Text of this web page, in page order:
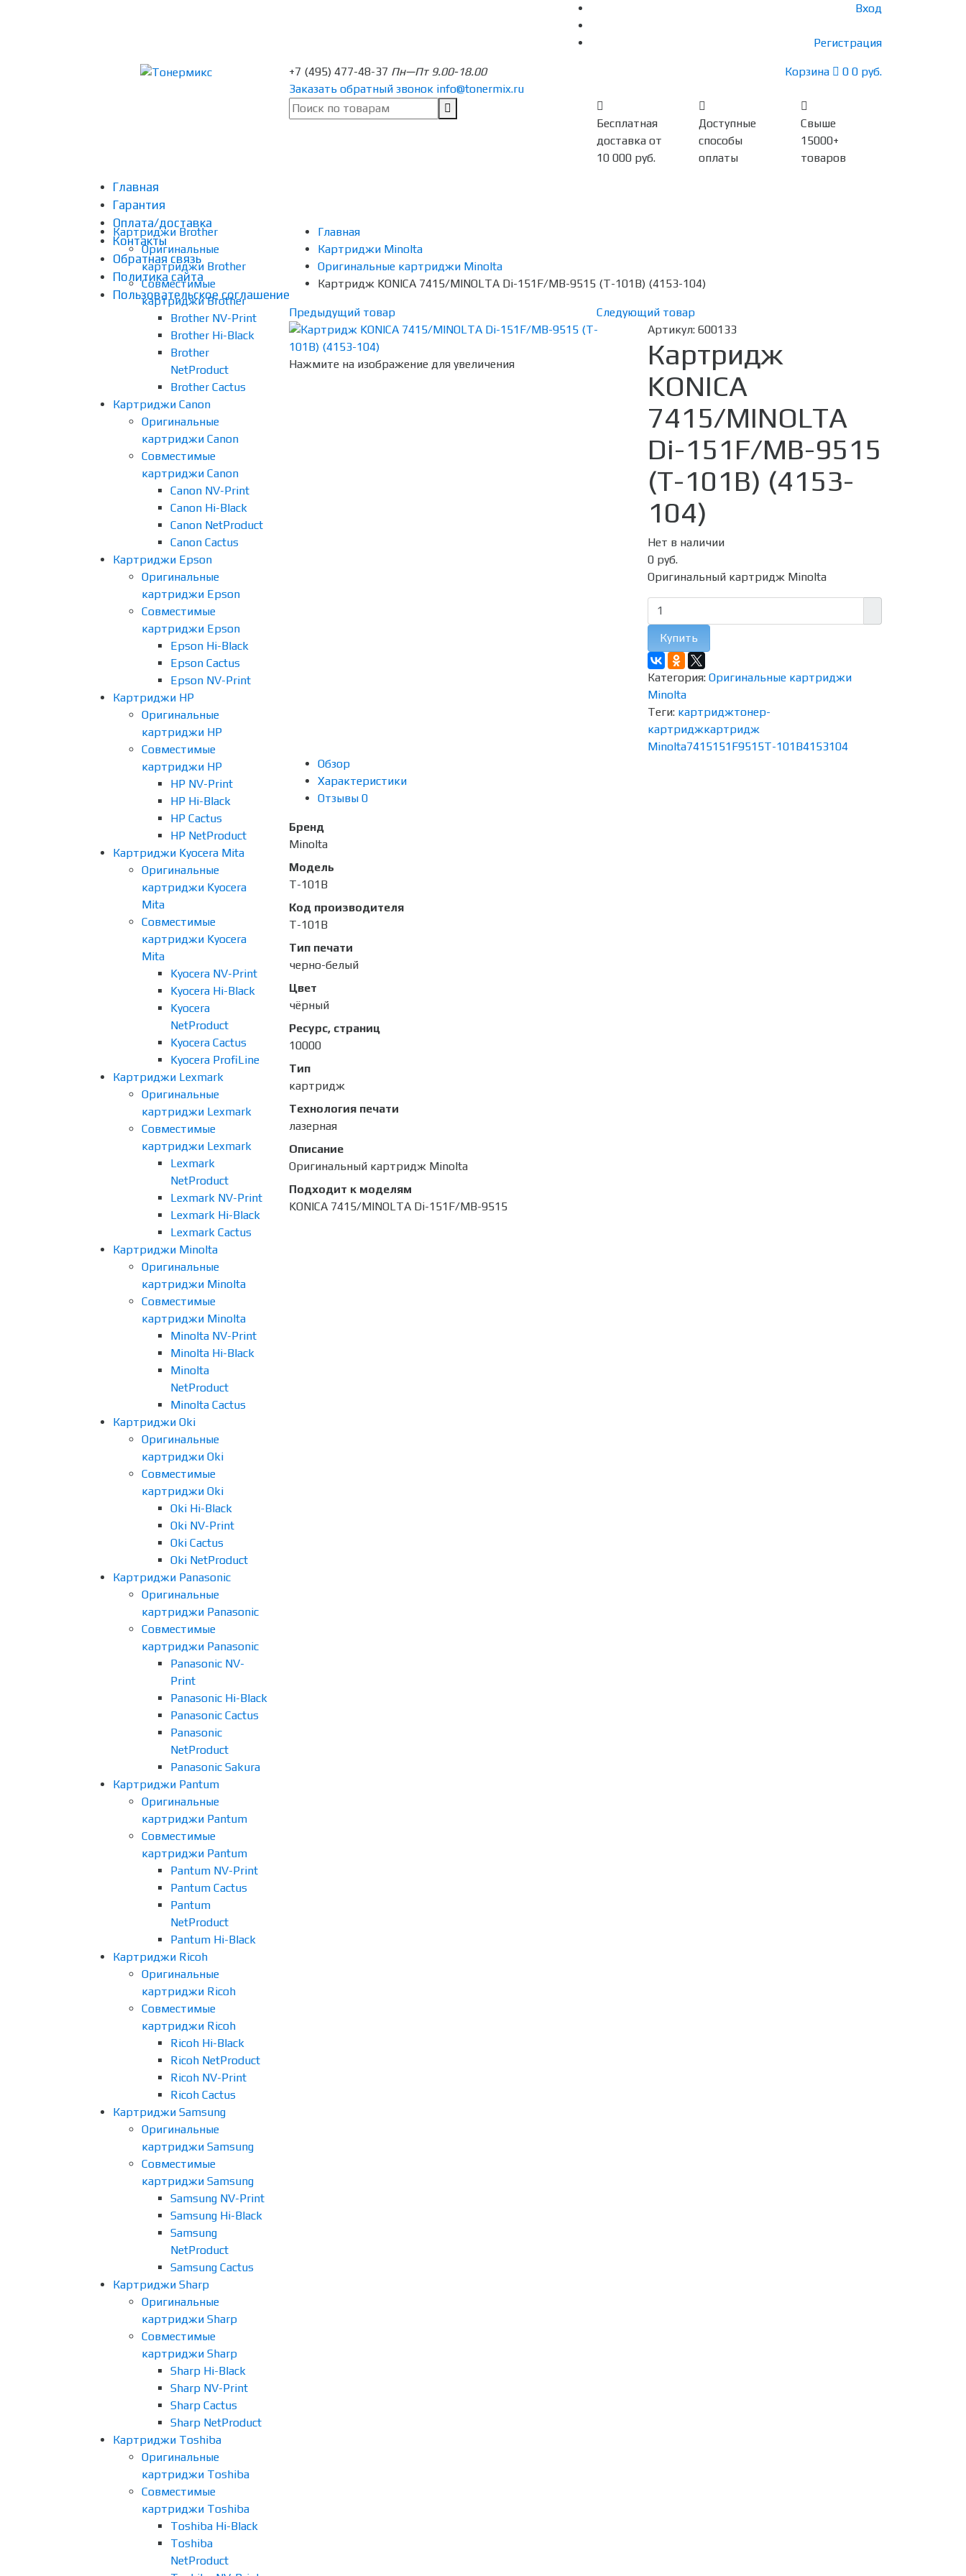
Вход
Регистрация
+7 (495) 477-48-37 Пн—Пт 9.00-18.00
Заказать обратный звонок info@tonermix.ru
Корзина 0 0 руб.
Бесплатная
доставка от
10 000 руб.
Доступные
способы
оплаты
Свыше
15000+
товаров
Главная
Гарантия
Оплата/доставка
Контакты
Обратная связь
Политика сайта
Пользовательское соглашение
Картриджи Brother
Оригинальные
картриджи Brother
Совместимые
картриджи Brother
Brother NV-Print
Brother Hi-Black
Brother
NetProduct
Brother Cactus
Картриджи Canon
Оригинальные
картриджи Canon
Совместимые
картриджи Canon
Canon NV-Print
Canon Hi-Black
Canon NetProduct
Canon Cactus
Картриджи Epson
Оригинальные
картриджи Epson
Совместимые
картриджи Epson
Epson Hi-Black
Epson Cactus
Epson NV-Print
Картриджи HP
Оригинальные
картриджи HP
Совместимые
картриджи HP
HP NV-Print
HP Hi-Black
HP Cactus
HP NetProduct
Картриджи Kyocera Mita
Оригинальные
картриджи Kyocera
Mita
Совместимые
картриджи Kyocera
Mita
Kyocera NV-Print
Kyocera Hi-Black
Kyocera
NetProduct
Kyocera Cactus
Kyocera ProfiLine
Картриджи Lexmark
Оригинальные
картриджи Lexmark
Совместимые
картриджи Lexmark
Lexmark
NetProduct
Lexmark NV-Print
Lexmark Hi-Black
Lexmark Cactus
Картриджи Minolta
Оригинальные
картриджи Minolta
Совместимые
картриджи Minolta
Minolta NV-Print
Minolta Hi-Black
Minolta
NetProduct
Minolta Cactus
Картриджи Oki
Оригинальные
картриджи Oki
Совместимые
картриджи Oki
Oki Hi-Black
Oki NV-Print
Oki Cactus
Oki NetProduct
Картриджи Panasonic
Оригинальные
картриджи Panasonic
Совместимые
картриджи Panasonic
Panasonic NV-
Print
Panasonic Hi-Black
Panasonic Cactus
Panasonic
NetProduct
Panasonic Sakura
Картриджи Pantum
Оригинальные
картриджи Pantum
Совместимые
картриджи Pantum
Pantum NV-Print
Pantum Cactus
Pantum
NetProduct
Pantum Hi-Black
Картриджи Ricoh
Оригинальные
картриджи Ricoh
Совместимые
картриджи Ricoh
Ricoh Hi-Black
Ricoh NetProduct
Ricoh NV-Print
Ricoh Cactus
Картриджи Samsung
Оригинальные
картриджи Samsung
Совместимые
картриджи Samsung
Samsung NV-Print
Samsung Hi-Black
Samsung
NetProduct
Samsung Cactus
Картриджи Sharp
Оригинальные
картриджи Sharp
Совместимые
картриджи Sharp
Sharp Hi-Black
Sharp NV-Print
Sharp Cactus
Sharp NetProduct
Картриджи Toshiba
Оригинальные
картриджи Toshiba
Совместимые
картриджи Toshiba
Toshiba Hi-Black
Toshiba
NetProduct
Главная
Картриджи Minolta
Оригинальные картриджи Minolta
Картридж KONICA 7415/MINOLTA Di-151F/MB-9515 (T-101B) (4153-104)
Предыдущий товар Следующий товар
Нажмите на изображение для увеличения
Артикул: 600133
Картридж
KONICA
7415/MINOLTA
Di-151F/MB-9515
(T-101B) (4153-
104)
Нет в наличии
0 руб.
Оригинальный картридж Minolta
Купить
Категория: Оригинальные картриджи
Minolta
Теги: картриджтонер-
картриджкартридж
Minolta7415151F9515T-101B4153104
Обзор
Характеристики
Отзывы 0
Бренд
Minolta
Модель
T-101B
Код производителя
T-101B
Тип печати
черно-белый
Цвет
чёрный
Ресурс, страниц
10000
Тип
картридж
Технология печати
лазерная
Описание
Оригинальный картридж Minolta
Подходит к моделям
KONICA 7415/MINOLTA Di-151F/MB-9515